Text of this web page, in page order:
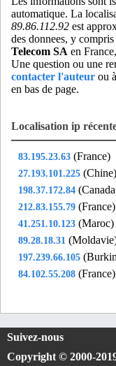
automatique. La
89.86.112.92 est
des donnees, y
Telecom SA en
Une question ou une
contacter l'auteur ou
en bas de page.
Localisation ip
83.195.23.63 (France)
27.193.101.225 (Chine)
198.37.172.84
212.83.155.79 (France)
41.251.10.123 (Maroc)
89.28.18.31
197.239.66.105
84.102.55.208 (France)
Suivez-nous
Copyright © 2000-